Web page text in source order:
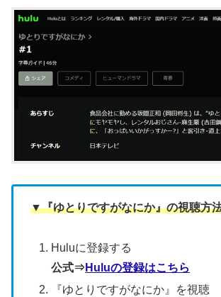
▼『ゆとりですがなにか』の視聴方
Huluに登録する
公式⇒ Huluの登録はこちら
『ゆとりですがなにか』を視聴